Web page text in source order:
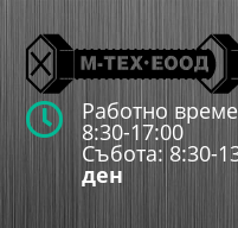
 Работно
8:30-17:00
Събота: 8:30-
ден